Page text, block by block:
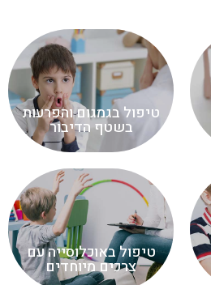
טיפול בגמגום והפרעות
בשטף הדיבור
טיפול באוכלוסייה עם
צרכים מיוחדים